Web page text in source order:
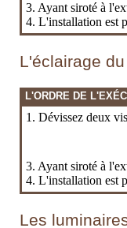
3. Ayant siroté à
4. L'installation est
L'éclairage
L'ORDRE DE
1. Dévissez deux
3. Ayant siroté à
4. L'installation est
Les